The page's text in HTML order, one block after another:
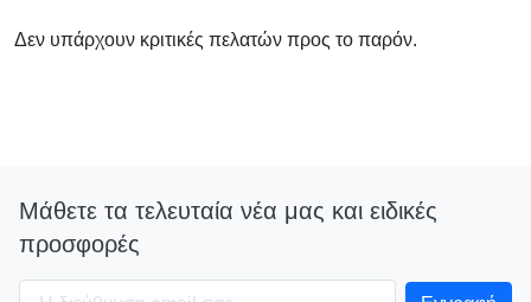
Δεν υπάρχουν κριτικές πελατών προς το παρόν.
Μάθετε τα τελευταία νέα μας και ειδικές
προσφορές